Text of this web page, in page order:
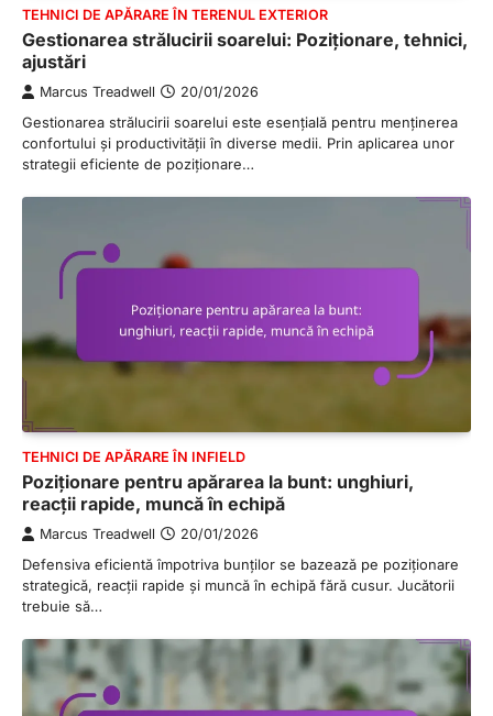
TEHNICI DE APĂRARE ÎN TERENUL EXTERIOR
Gestionarea strălucirii soarelui: Poziționare, tehnici,
ajustări
Marcus Treadwell 20/01/2026
Gestionarea strălucirii soarelui este esențială pentru menținerea
confortului și productivității în diverse medii. Prin aplicarea unor
strategii eficiente de poziționare…
TEHNICI DE APĂRARE ÎN INFIELD
Poziționare pentru apărarea la bunt: unghiuri,
reacții rapide, muncă în echipă
Marcus Treadwell 20/01/2026
Defensiva eficientă împotriva bunților se bazează pe poziționare
strategică, reacții rapide și muncă în echipă fără cusur. Jucătorii
trebuie să…